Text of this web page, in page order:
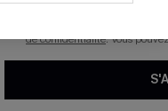
de confidentialité. Vous